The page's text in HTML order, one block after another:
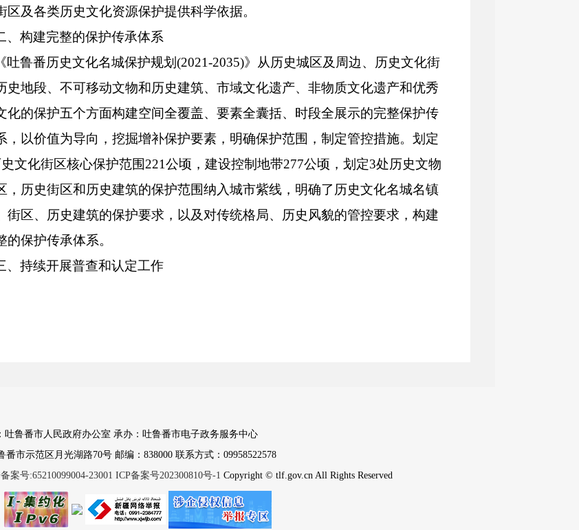
区及各类历史文化资源保护提供科学依据。
、构建完整的保护传承体系
《吐鲁番历史文化名城保护规划(2021-2035)》从历史城区及周边、历史文化街
史地段、不可移动文物和历史建筑、市域文化遗产、非物质文化遗产和优秀
化的保护五个方面构建空间全覆盖、要素全囊括、时段全展示的完整保护传
，以价值为导向，挖掘增补保护要素，明确保护范围，制定管控措施。划定
文化街区核心保护范围221公顷，建设控制地带277公顷，划定3处历史文物
，历史街区和历史建筑的保护范围纳入城市紫线，明确了历史文化名城名镇
街区、历史建筑的保护要求，以及对传统格局、历史风貌的管控要求，构建
的保护传承体系。
、持续开展普查和认定工作
、以用促保，融入城乡建设
筹城乡空间布局，正确处理保护与开发的原则，将遗产保护传承工作融入城
吐鲁番市人民政府办公室 承办：吐鲁番市电子政务服务中心
番市示范区月光湖路70号 邮编：838000 联系方式：09958522578
案号:65210099004-23001 ICP备案号202300810号-1 Copyright © tlf.gov.cn All Rights Reserved